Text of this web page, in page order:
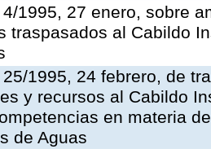
1995, 27 enero, sobre
traspasados al Cabildo
1995, 24 febrero, de
y recursos al Cabildo
en materia
de Aguas